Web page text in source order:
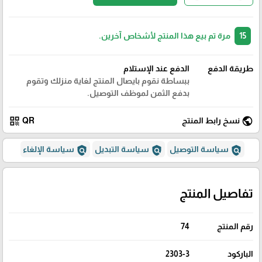
مرة تم بيع هذا المنتج لأشخاص آخرين.
طريقة الدفع
الدفع عند الإستلام
ببساطة نقوم بايصال المنتج لغاية منزلك وتقوم
بدفع الثمن لموظف التوصيل.
public نسخ رابط المنتج QR
qr_code
policy سياسة التوصيل policy سياسة التبديل policy سياسة الإلغاء
تفاصيل المنتج
رقم المنتج 74
الباركود 2303-3